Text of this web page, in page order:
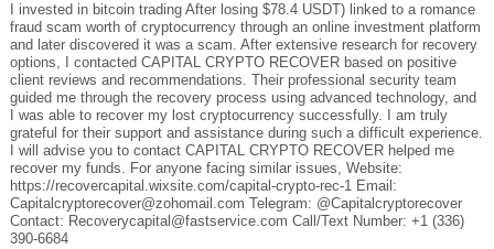
I invested in bitcoin trading After losing $78.4 USDT) linked to a romance
fraud scam worth of cryptocurrency through an online investment platform
and later discovered it was a scam. After extensive research for recovery
options, I contacted CAPITAL CRYPTO RECOVER based on positive
client reviews and recommendations. Their professional security team
guided me through the recovery process using advanced technology, and
I was able to recover my lost cryptocurrency successfully. I am truly
grateful for their support and assistance during such a difficult experience.
I will advise you to contact CAPITAL CRYPTO RECOVER helped me
recover my funds. For anyone facing similar issues, Website:
https://recovercapital.wixsite.com/capital-crypto-rec-1 Email:
Capitalcryptorecover@zohomail.com Telegram: @Capitalcryptorecover
Contact: Recoverycapital@fastservice.com Call/Text Number: +1 (336)
390-6684